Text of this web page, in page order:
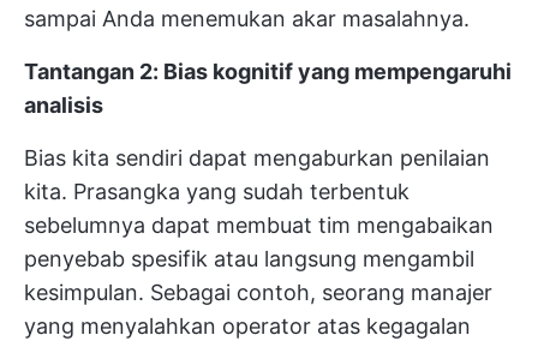
sampai Anda menemukan akar masalahnya.
Tantangan 2: Bias kognitif yang mempengaruhi
analisis
Bias kita sendiri dapat mengaburkan penilaian
kita. Prasangka yang sudah terbentuk
sebelumnya dapat membuat tim mengabaikan
penyebab spesifik atau langsung mengambil
kesimpulan. Sebagai contoh, seorang manajer
yang menyalahkan operator atas kegagalan